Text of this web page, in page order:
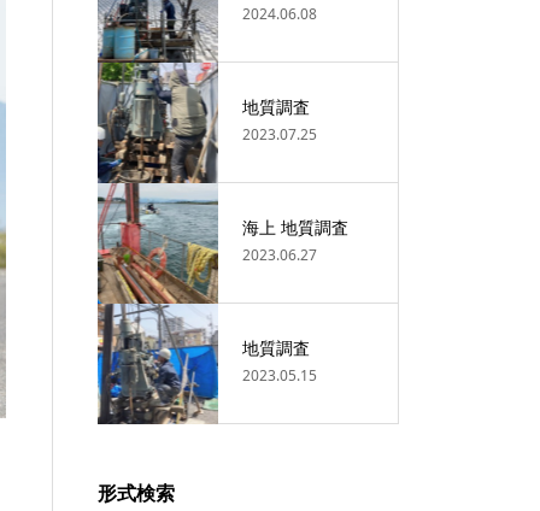
2024.06.08
地質調査
2023.07.25
海上 地質調査
2023.06.27
地質調査
2023.05.15
形式検索